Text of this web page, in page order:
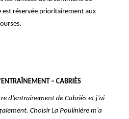
est réservée prioritairement aux
– CABRIÈS
d’entrainement de Cabriès et j’ai
ChoisirLa Poulinière m’a